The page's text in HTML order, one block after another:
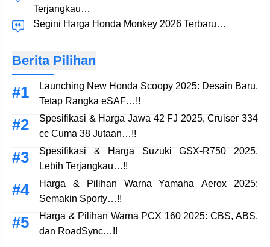
Terjangkau…
Segini Harga Honda Monkey 2026 Terbaru…
Berita Pilihan
Launching New Honda Scoopy 2025: Desain Baru,
Tetap Rangka eSAF…!!
Spesifikasi & Harga Jawa 42 FJ 2025, Cruiser 334
cc Cuma 38 Jutaan…!!
Spesifikasi & Harga Suzuki GSX-R750 2025,
Lebih Terjangkau…!!
Harga & Pilihan Warna Yamaha Aerox 2025:
Semakin Sporty…!!
Harga & Pilihan Warna PCX 160 2025: CBS, ABS,
dan RoadSync…!!